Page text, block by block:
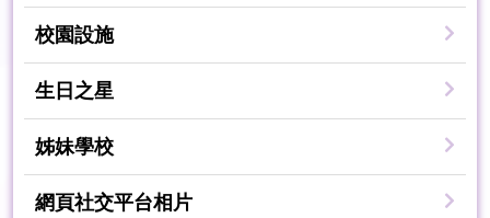
校園設施
生日之星
姊妹學校
網頁社交平台相片